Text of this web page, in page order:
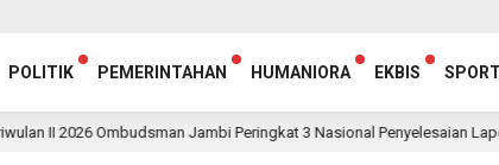
POLITIK PEMERINTAHAN HUMANIORA EKBIS SPORT
Ombudsman Jambi Peringkat 3 Nasional Penyelesaian Laporan,